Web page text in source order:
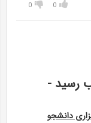
0
0
رسید -